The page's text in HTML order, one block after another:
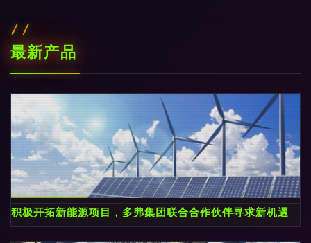
最新产品
积极开拓新能源项目，多弗集团联合合作伙伴寻求新机遇